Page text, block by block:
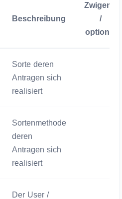
Beschreibung
Zwigend
/
optional
Sorte deren
Antragen sich
realisiert
Sortenmethode
deren
Antragen sich
realisiert
Der User /